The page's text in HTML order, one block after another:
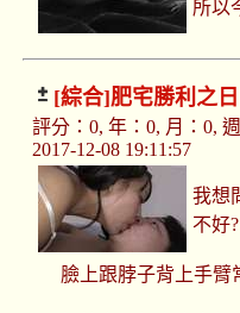
所以
[綜合]肥宅勝利之日
評分：0, 年：0, 月：0,
2017-12-08 19:11:57
我想
不好?
臉上跟脖子背上手臂